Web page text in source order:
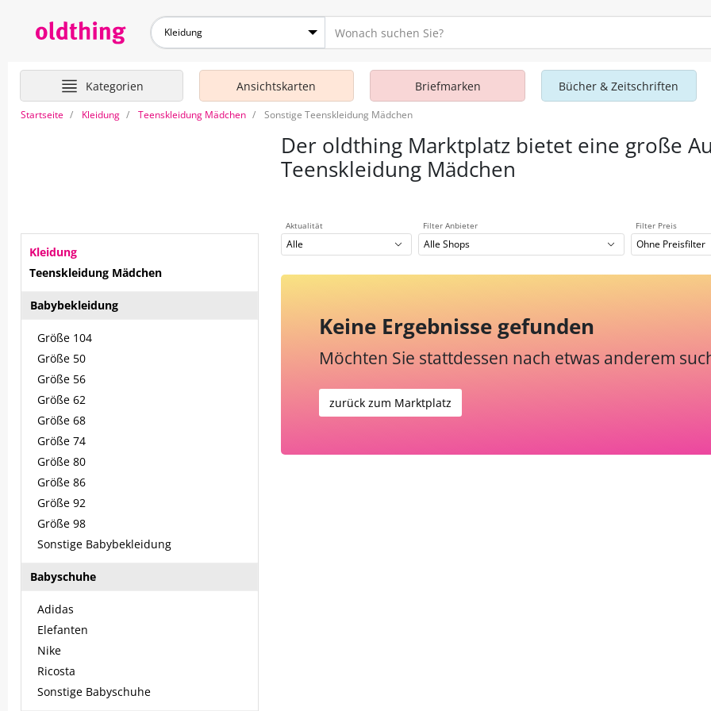
Kleidung
Kategorien Ansichtskarten Briefmarken Bücher & Zeitschriften
Startseite Kleidung Teenskleidung Mädchen Sonstige Teenskleidung Mädchen
Der oldthing Marktplatz bietet eine große
Teenskleidung Mädchen
Kleidung
Teenskleidung Mädchen
Babybekleidung
Größe 104
Größe 50
Größe 56
Größe 62
Größe 68
Größe 74
Größe 80
Größe 86
Größe 92
Größe 98
Sonstige Babybekleidung
Babyschuhe
Adidas
Elefanten
Nike
Ricosta
Sonstige Babyschuhe
Aktualität
Alle
Filter Anbieter
Alle Shops
Filter Preis
Ohne Preisfilter
Keine Ergebnisse gefunden
Möchten Sie stattdessen nach etwas anderem
zurück zum Marktplatz